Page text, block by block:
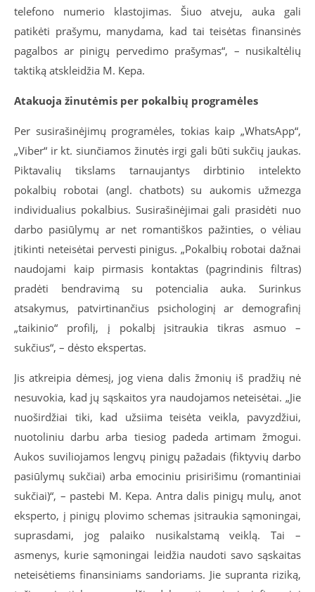
telefono numerio klastojimas. Šiuo atveju, auka gali
patikėti prašymu, manydama, kad tai teisėtas finansinės
pagalbos ar pinigų pervedimo prašymas“, – nusikaltėlių
taktiką atskleidžia M. Kepa.
Atakuoja žinutėmis per pokalbių programėles
Per susirašinėjimų programėles, tokias kaip „WhatsApp“,
„Viber“ ir kt. siunčiamos žinutės irgi gali būti sukčių jaukas.
Piktavalių tikslams tarnaujantys dirbtinio intelekto
pokalbių robotai (angl. chatbots) su aukomis užmezga
individualius pokalbius. Susirašinėjimai gali prasidėti nuo
darbo pasiūlymų ar net romantiškos pažinties, o vėliau
įtikinti neteisėtai pervesti pinigus. „Pokalbių robotai dažnai
naudojami kaip pirmasis kontaktas (pagrindinis filtras)
pradėti bendravimą su potencialia auka. Surinkus
atsakymus, patvirtinančius psichologinį ar demografinį
„taikinio“ profilį, į pokalbį įsitraukia tikras asmuo –
sukčius“, – dėsto ekspertas.
Jis atkreipia dėmesį, jog viena dalis žmonių iš pradžių nė
nesuvokia, kad jų sąskaitos yra naudojamos neteisėtai. „Jie
nuoširdžiai tiki, kad užsiima teisėta veikla, pavyzdžiui,
nuotoliniu darbu arba tiesiog padeda artimam žmogui.
Aukos suviliojamos lengvų pinigų pažadais (fiktyvių darbo
pasiūlymų sukčiai) arba emociniu prisirišimu (romantiniai
sukčiai)“, – pastebi M. Kepa. Antra dalis pinigų mulų, anot
eksperto, į pinigų plovimo schemas įsitraukia sąmoningai,
suprasdami, jog palaiko nusikalstamą veiklą. Tai –
asmenys, kurie sąmoningai leidžia naudoti savo sąskaitas
neteisėtiems finansiniams sandoriams. Jie supranta riziką,